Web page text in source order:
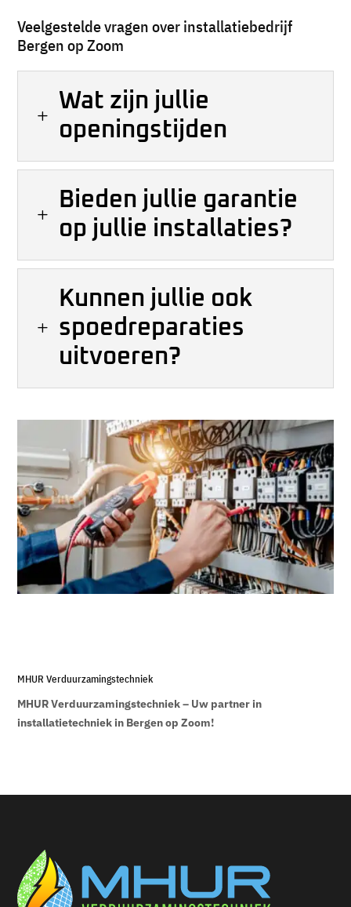
Veelgestelde vragen over installatiebedrijf
Bergen op Zoom
L
Wat zijn jullie
openingstijden
L
Bieden jullie garantie
op jullie installaties?
L
Kunnen jullie ook
spoedreparaties
uitvoeren?
MHUR Verduurzamingstechniek
MHUR Verduurzamingstechniek – Uw partner in
installatietechniek in Bergen op Zoom!